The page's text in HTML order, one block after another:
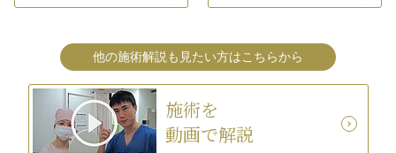
他の施術解説も見たい方はこちらから
施術を
動画で解説